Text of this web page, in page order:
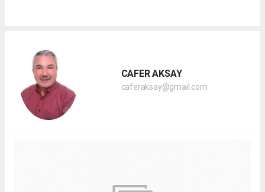
CAFER AKSAY
caferaksay@gmail.com